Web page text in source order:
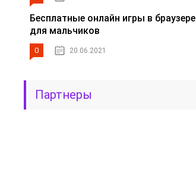
Бесплатные онлайн игры в браузере
для мальчиков
0 20.06.2021
Партнеры